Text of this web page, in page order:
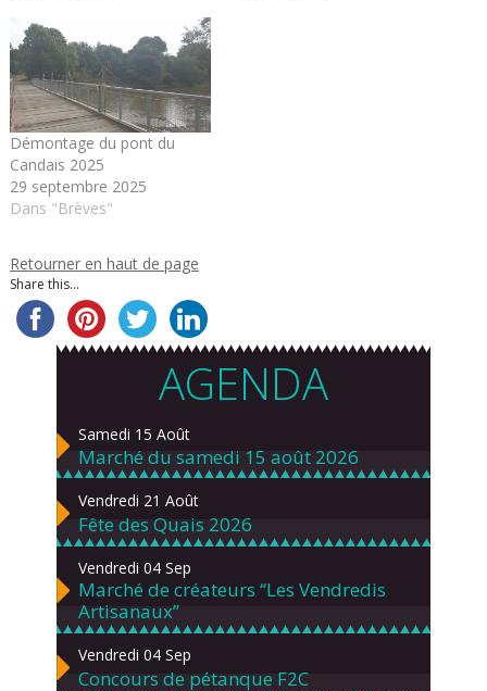
Démontage du pont du
Candais 2025
29 septembre 2025
Dans "Brèves"
Retourner en haut de page
Share this...
AGENDA
Samedi 15 Août
Marché du samedi 15 août 2026
Vendredi 21 Août
Fête des Quais 2026
Vendredi 04 Sep
Marché de créateurs “Les Vendredis
Artisanaux”
Vendredi 04 Sep
Concours de pétanque F2C